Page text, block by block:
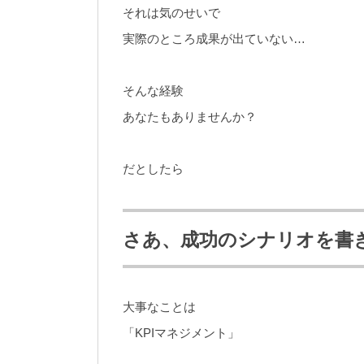
それは気のせいで
実際のところ成果が出ていない…
そんな経験
あなたもありませんか？
だとしたら
さあ、成功のシナリオを書
大事なことは
「KPIマネジメント」